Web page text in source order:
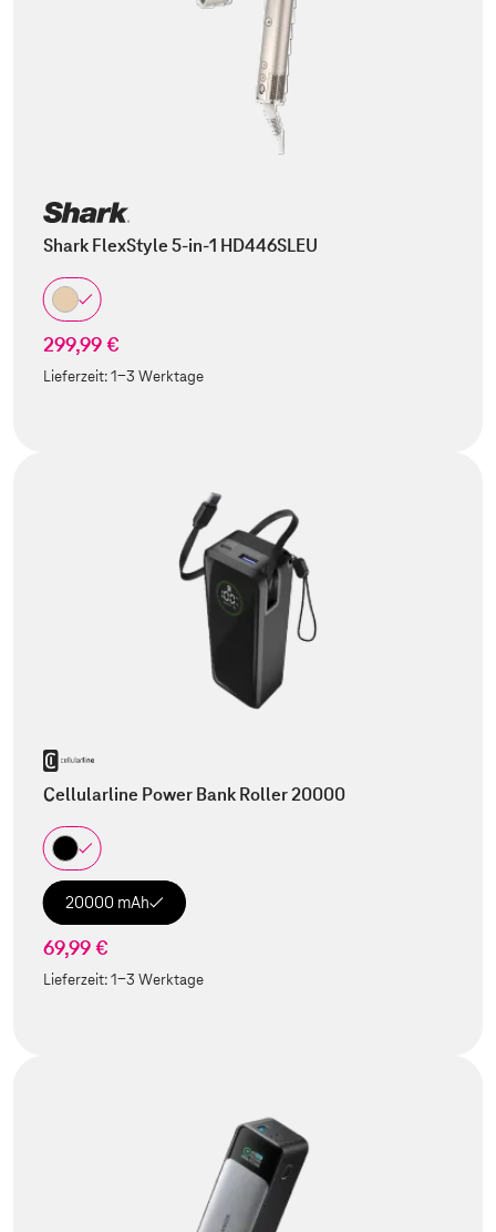
Shark FlexStyle 5-in-1 HD446SLEU
299,99 €
Lieferzeit:1-3 Werktage
Cellularline Power Bank Roller 20000
20000 mAh
69,99 €
Lieferzeit:1-3 Werktage